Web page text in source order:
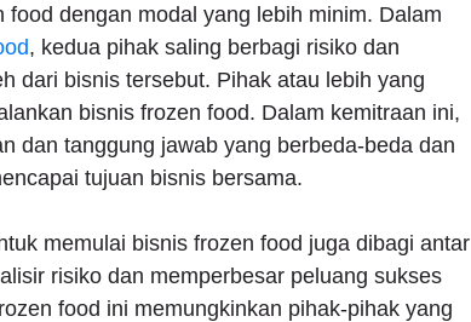
food dengan modal yang lebih minim. Dalam
, kedua pihak saling berbagi risiko dan
dari bisnis tersebut. Pihak atau lebih yang
bisnis frozen food. Dalam kemitraan ini,
dan tanggung jawab yang berbeda-beda dan
tujuan bisnis bersama.
memulai bisnis frozen food juga dibagi antar
risiko dan memperbesar peluang sukses
food ini memungkinkan pihak-pihak yang